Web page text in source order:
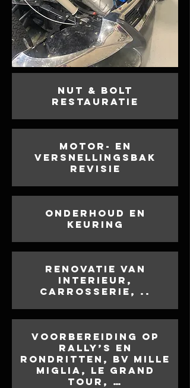
Nut & bolt
restauratie
Motor- en
versnellingsbak
revisie
Onderhoud en
keuring
Renovatie van
interieur,
carrosserie, ..
Voorbereiding op
rally’s en
rondritten, bv Mille
Miglia, Le Grand
Tour, …